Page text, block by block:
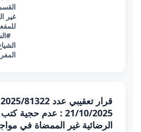
غير
21/10/2025 : عدم حجية
الرضائية غير الممضاة في